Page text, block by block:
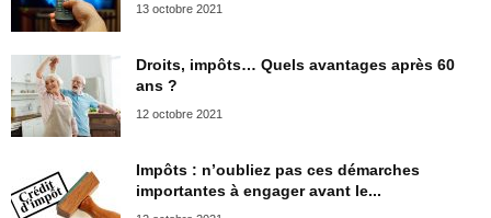
13 octobre 2021
Droits, impôts… Quels avantages après 60
ans ?
12 octobre 2021
Impôts : n’oubliez pas ces démarches
importantes à engager avant le...